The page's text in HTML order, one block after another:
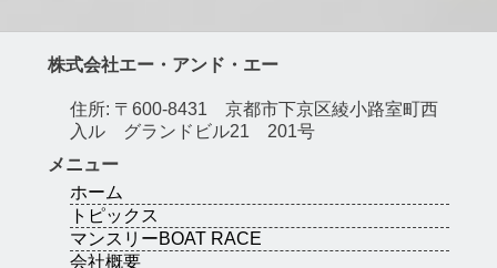
株式会社エー・アンド・エー
住所: 〒600-8431 京都市下京区綾小路室町西
入ル グランドビル21 201号
メニュー
ホーム
トピックス
マンスリーBOAT RACE
会社概要